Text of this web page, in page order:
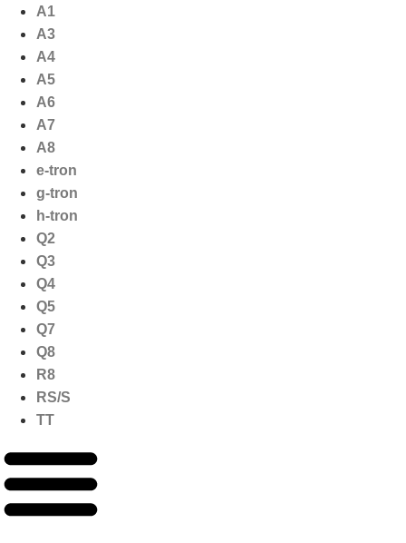
naar
inhoud
A1
A3
A4
A5
A6
A7
A8
e-tron
g-tron
h-tron
Q2
Q3
Q4
Q5
Q7
Q8
R8
RS/S
TT